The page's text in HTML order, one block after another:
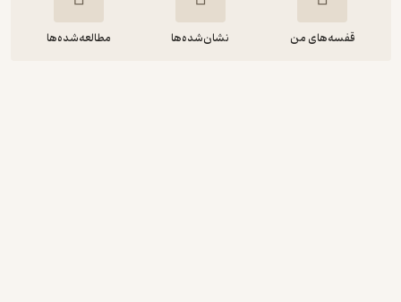
قفسه‌های من نشان‌شده‌ها مطالعه‌شده‌ها